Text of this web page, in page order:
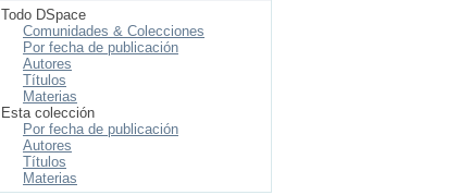
Todo DSpace
Comunidades & Colecciones
Por fecha de publicación
Autores
Títulos
Materias
Esta colección
Por fecha de publicación
Autores
Títulos
Materias